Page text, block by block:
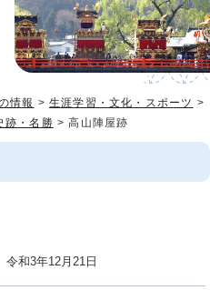
情報 >生涯学習・文化・スポーツ >
跡・名勝 > 高山陣屋跡
和3年12月21日